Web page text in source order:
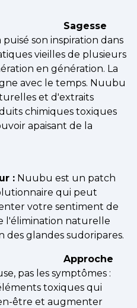
Sagesse
son inspiration dans
vieilles de plusieurs
en génération. La
avec le temps. Nuubu
et d'extraits
chimiques toxiques
apaisant de la
: Nuubu est un patch
qui peut
votre sentiment de
l'élimination naturelle
des glandes sudoripares.
Approche
pas les symptômes :
toxiques qui
être et augmenter